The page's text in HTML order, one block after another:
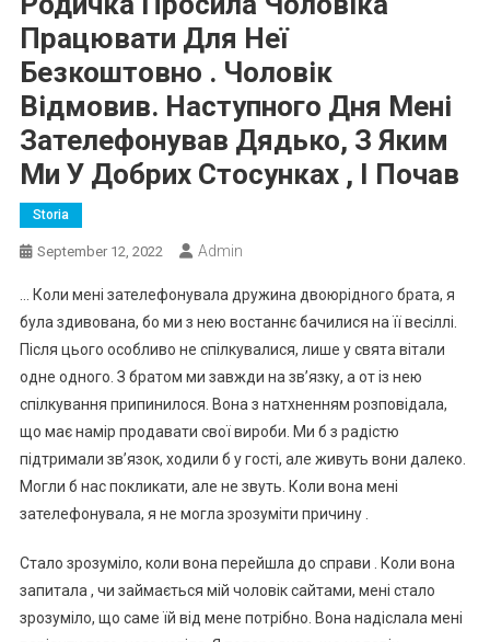
Працювати Для Неї
Безкоштовно . Чоловік
Відмовив. Наступного Дня Мені
Зателефонував Дядько, З Яким
Ми У Добрих Стосунках , І Почав
Storia
September 12, 2022 Admin
… Коли мені зателефонувала дружина двоюрідного брата, я
була здивована, бо ми з нею востаннє бачилися на її весіллі.
Після цього особливо не спілкувалися, лише у свята вітали
одне одного. З братом ми завжди на зв’язку, а от із нею
спілкування припинилося. Вона з натхненням розповідала,
що має намір продавати свої вироби. Ми б з радістю
підтримали зв’язок, ходили б у гості, але живуть вони далеко.
Могли б нас покликати, але не звуть. Коли вона мені
зателефонувала, я не могла зрозуміти причину .
Стало зрозуміло, коли вона перейшла до справи . Коли вона
запитала , чи займається мій чоловік сайтами, мені стало
зрозуміло, що саме їй від мене потрібно. Вона надіслала мені